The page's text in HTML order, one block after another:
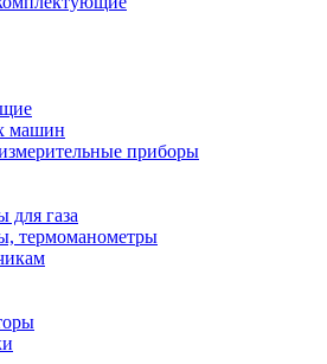
машин
приборы
газа
термоманометры